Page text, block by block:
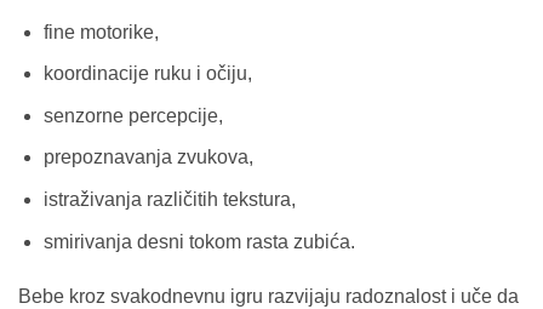
fine motorike,
koordinacije ruku i očiju,
senzorne percepcije,
prepoznavanja zvukova,
istraživanja različitih tekstura,
smirivanja desni tokom rasta zubića.
Bebe kroz svakodnevnu igru razvijaju radoznalost i uče da